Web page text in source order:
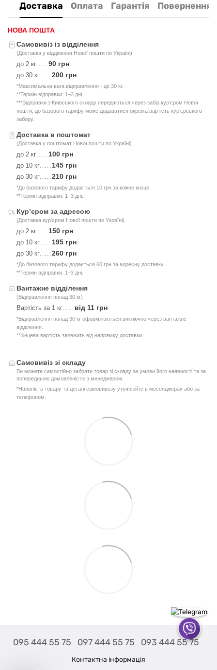
Доставка Оплата Гарантія Повернення
НОВА ПОШТА
Самовивіз із відділення
(Доставка у відділення Нової пошти по Україні)
до 2 кг 90 грн
до 30 кг 200 грн
*Максимальна вага відправлення - до 30 кг.
**Термін відправки: 1–3 дні.
***Відправки з Київського складу передаються через забір курʼєром Нової
пошти, до базового тарифу може додаватися окрема вартість курʼєрського
забору.
Доставка в поштомат
(Доставка у поштомат Нової пошти по Україні)
до 2 кг 100 грн
до 10 кг 145 грн
до 30 кг 210 грн
*До базового тарифу додається 10 грн за кожне місце.
**Термін відправки: 1–3 дні.
Курʼєром за адресою
(Доставка курʼєром Нової пошти по Україні)
до 2 кг 150 грн
до 10 кг 195 грн
до 30 кг 260 грн
*До базового тарифу додається 60 грн за адресну доставку.
**Термін відправки: 1–3 дні.
Вантажне відділення
(Відправлення понад 30 кг)
Вартість за 1 кг від 11 грн
*Відправлення понад 30 кг оформлюються виключно через вантажне
відділення.
**Кінцева вартість залежить від напрямку доставки.
Самовивіз зі складу
Ви можете самостійно забрати товар зі складу за умови його наявності та за
попередньою домовленістю з менеджером.
*Наявність товару та деталі самовивозу уточнюйте в месенджерах або за
телефоном.
095 444 55 75 097 444 55 75 093 444 55 75
Контактна інформація